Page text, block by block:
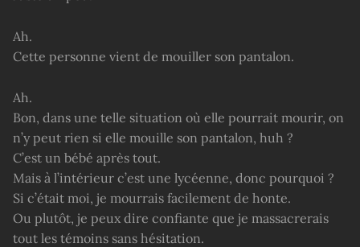
Ah.
Cette personne vient de mouiller son pantalon.
Ah.
Bon, dans une telle situation où elle pourrait mourir, on
n’y peut rien si elle mouille son pantalon, huh ?
C’est un bébé après tout.
Mais à l’intérieur c’est une lycéenne, donc pourquoi ?
Si c’était moi, je mourrais facilement de honte.
Ou plutôt, je peux dire confiante que je massacrerais
tout les témoins sans hésitation.